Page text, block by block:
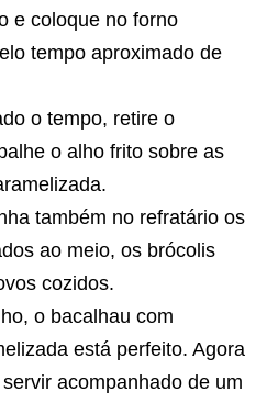
e coloque no forno
tempo aproximado de
o tempo, retire o
o alho frito sobre as
também no refratário os
ao meio, os brócolis
cozidos.
o bacalhau com
está perfeito. Agora
acompanhado de um